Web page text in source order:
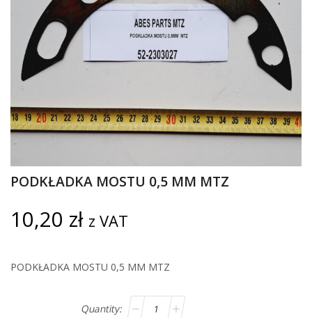
PODKŁADKA MOSTU 0,5 MM MTZ
10,20 zł z VAT
PODKŁADKA MOSTU 0,5 MM MTZ